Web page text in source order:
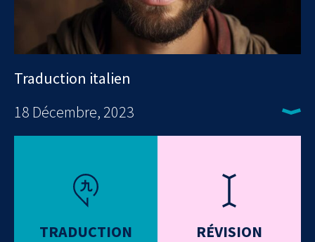
Traduction italien
18 Décembre, 2023
TRADUCTION RÉVISION